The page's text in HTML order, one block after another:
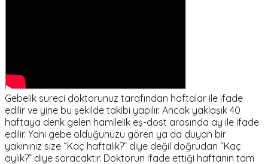
Gebelik süreci doktorunuz tarafından haftalar ile ifade
edilir ve yine bu şekilde takibi yapılır. Ancak yaklaşık 40
haftaya denk gelen hamilelik eş-dost arasında ay ile ifade
edilir. Yani gebe olduğunuzu gören ya da duyan bir
yakınınız size “Kaç haftalık?” diye değil doğrudan “Kaç
aylık?” diye soracaktır. Doktorun ifade ettiği haftanın tam